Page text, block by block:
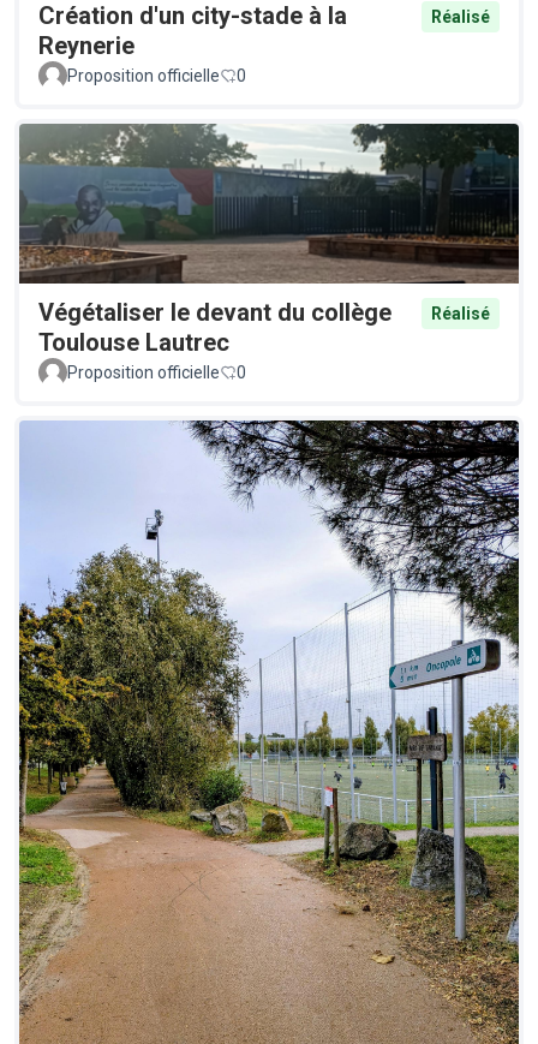
Création d'un city-stade à la
Reynerie
Réalisé
Proposition officielle 0
Végétaliser le devant du collège
Toulouse Lautrec
Réalisé
Proposition officielle 0